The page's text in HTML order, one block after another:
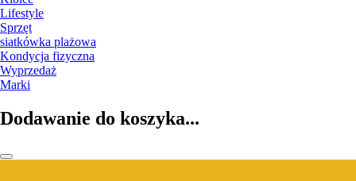
Lifestyle
Sprzęt
siatkówka plażowa
Kondycja fizyczna
Wyprzedaż
Marki
Dodawanie do koszyka...